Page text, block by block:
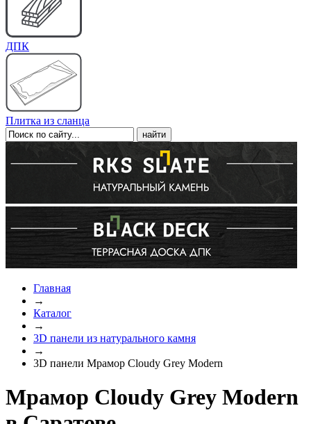
ДПК
Плитка из сланца
Главная
→
Каталог
→
3D панели из натурального камня
→
3D панели Мрамор Cloudy Grey Modern
Мрамор Cloudy Grey Modern